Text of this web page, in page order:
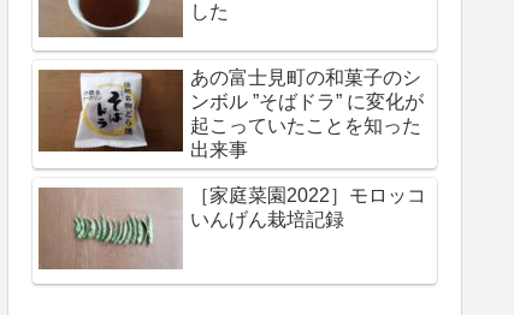
した
あの富士見町の和菓子のシ
ンボル ”そばドラ” に変化が
起こっていたことを知った
出来事
［家庭菜園2022］モロッコ
いんげん栽培記録